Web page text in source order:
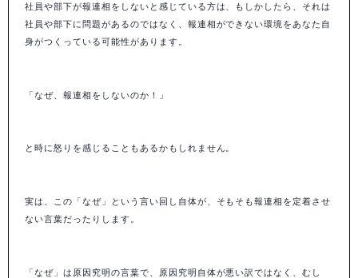
COMPASS PORT
社員や部下が報連相をしないと感じている方は、もしかしたら、それは
社員や部下に問題があるのではなく、報連相ができない環境をあなた自
身がつくっている可能性があります。
「なぜ、報連相をしないのか！」
と時に怒りを感じることもあるかもしれません。
実は、この「なぜ」という言い回し自体が、そもそも報連相を定着させ
ない言葉だったりします。
「なぜ」は原因究明の言葉で、原因究明自体が悪い訳ではなく、むし